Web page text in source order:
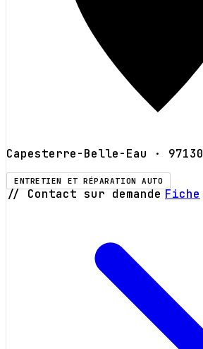
Capesterre-Belle-Eau · 97130
ENTRETIEN ET RÉPARATION AUTO
// Contact sur demande Fiche